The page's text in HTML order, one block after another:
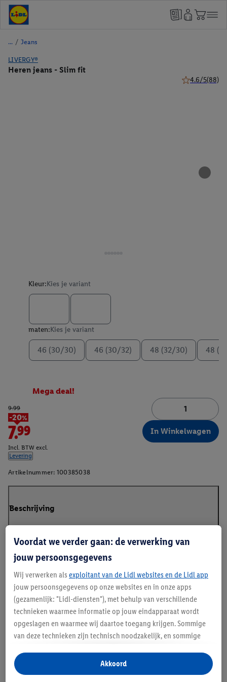
/ Jeans
LIVERGY®
Heren jeans - Slim fit
4.6/5(88)
Kleur:Kies je variant
maten:Kies je variant
46 (30/30) 46 (30/32) 48 (32/30) 48
Mega deal!
9.99
-20%
7.99
Incl. BTW excl.
Levering
In Winkelwagen
Artikelnummer: 100385038
Beschrijving
Pasvorm-gids
Details over productveiligheid
Voordat we verder gaan: de verwerking van
jouw persoonsgegevens
Wij verwerken als exploitant van de Lidl websites en de Lidl app
jouw persoonsgegevens op onze websites en in onze apps
(gezamenlijk: "Lidl-diensten"), met behulp van verschillende
technieken waarmee informatie op jouw eindapparaat wordt
opgeslagen en waarmee wij daartoe toegang krijgen. Sommige
van deze technieken zijn technisch noodzakelijk, en sommige
opslaan van voorkeursinstellingen, het verzamelen en
analyseren van statistieken of voor het tonen van
Akkoord